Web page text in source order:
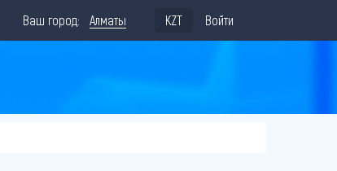
Ваш город: Алматы KZT Войти